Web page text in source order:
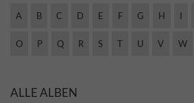
A B C D E F G H I
O P Q R S T U V W
ALLE ALBEN